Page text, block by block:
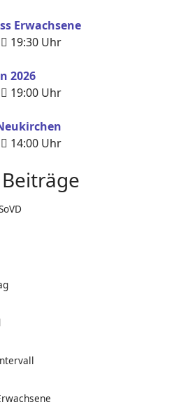
Erwachsene
19:30 Uhr
2026
19:00 Uhr
14:00 Uhr